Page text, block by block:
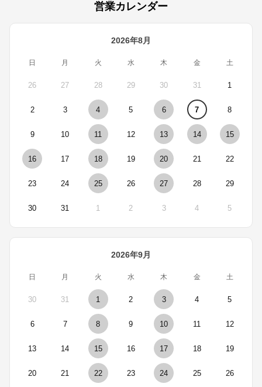
営業カレンダー
2026年8月
日 月 火 水 木 金 土
26 27 28 29 30 31 1
2 3 4 5 6 7 8
9 10 11 12 13 14 15
16 17 18 19 20 21 22
23 24 25 26 27 28 29
30 31 1 2 3 4 5
2026年9月
日 月 火 水 木 金 土
30 31 1 2 3 4 5
6 7 8 9 10 11 12
13 14 15 16 17 18 19
20 21 22 23 24 25 26